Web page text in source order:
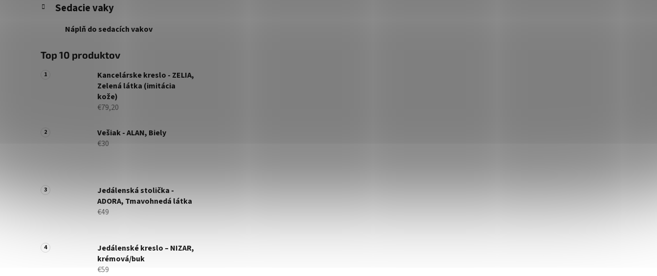
Sedacie vaky
Náplň do sedacích vakov
Top 10 produktov
Kancelárske kreslo - ZELIA,
Zelená látka (imitácia
kože)
€79,20
Vešiak - ALAN, Biely
€30
Jedálenská stolička -
ADORA, Tmavohnedá látka
€49
Jedálenské kreslo – NIZAR,
krémová/buk
€59